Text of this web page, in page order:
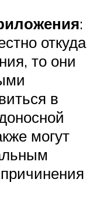
:
откуда
то они
в
могут